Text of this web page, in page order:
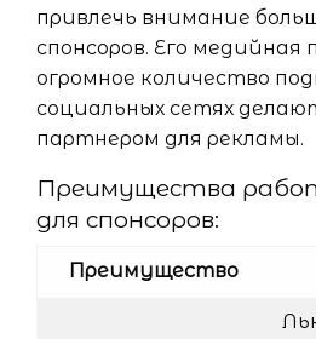
привлечь внимание
спонсоров. Его медийная
огромное количество
социальных сетях
партнером для рекламы.
Преимущества
для спонсоров:
Преимущество